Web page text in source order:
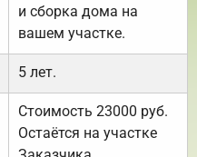
и сборка дома на
вашем участке.
5 лет.
Стоимость 23000 руб.
Остаётся на участке